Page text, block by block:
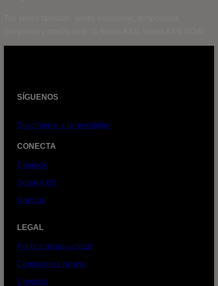
SÍGUENOS
Suscribirme a la newsletter
CONECTA
Contacto
Sobre AXN
Noticias
LEGAL
Política de privacidad
Condiciones de uso
Contacto